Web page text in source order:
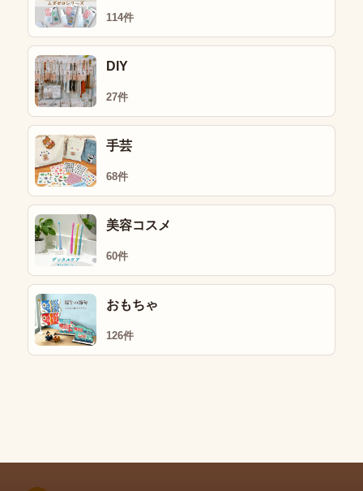
114件
DIY
27件
手芸
68件
美容コスメ
60件
おもちゃ
126件